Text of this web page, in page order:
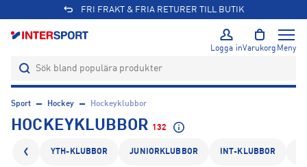
FRI FRAKT & FRIA RETURER TILL BUTIK
Logga inVarukorg Meny
Sport Hockey Hockeyklubbor
HOCKEYKLUBBOR 132
YTH-KLUBBOR JUNIORKLUBBOR INT-KLUBBOR